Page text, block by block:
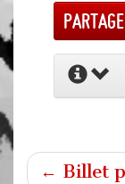
← Billet